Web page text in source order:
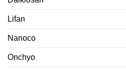
Lifan
Nanoco
Onchyo